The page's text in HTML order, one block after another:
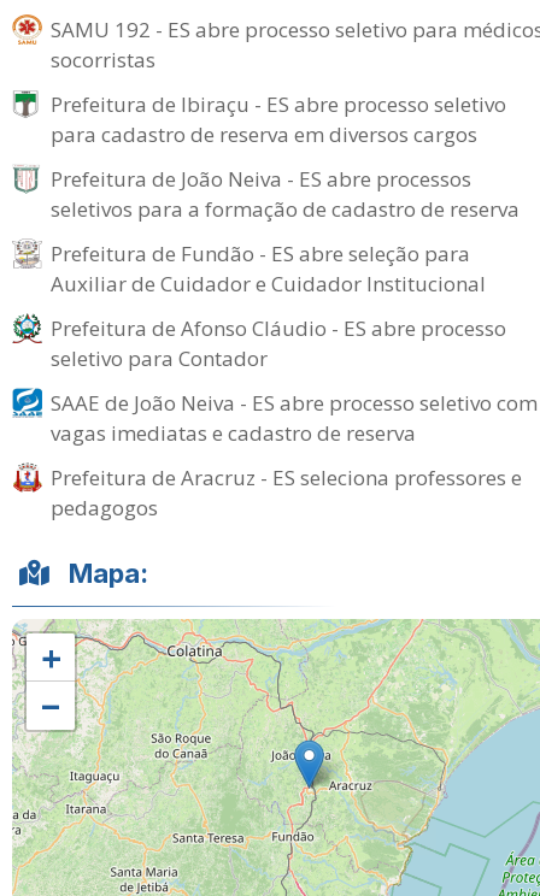
SAMU 192 - ES abre processo seletivo para
socorristas
Prefeitura de Ibiraçu - ES abre processo seletivo
para cadastro de reserva em diversos cargos
Prefeitura de João Neiva - ES abre processos
seletivos para a formação de cadastro de reserva
Prefeitura de Fundão - ES abre seleção para
Auxiliar de Cuidador e Cuidador Institucional
Prefeitura de Afonso Cláudio - ES abre processo
seletivo para Contador
SAAE de João Neiva - ES abre processo seletivo com
vagas imediatas e cadastro de reserva
Prefeitura de Aracruz - ES seleciona professores e
pedagogos
Mapa:
+
−